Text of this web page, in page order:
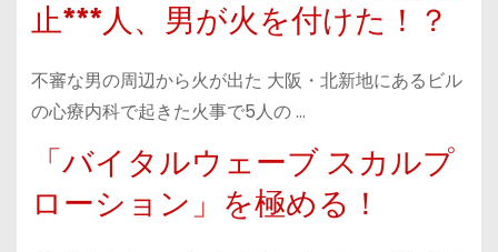
止***人、男が火を付けた！？
不審な男の周辺から火が出た 大阪・北新地にあるビル
の心療内科で起きた火事で5人の …
「バイタルウェーブ スカルプ
ローション」を極める！